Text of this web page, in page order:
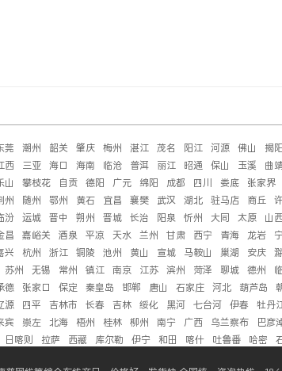
莞 潮州 韶关 肇庆 梅州 湛江 茂名 阳江 河源 佛山 揭阳
西 三亚 海口 海南 临沧 普洱 丽江 昭通 保山 玉溪 曲
山 攀枝花 自贡 德阳 广元 绵阳 成都 四川 娄底 张家界
州 随州 鄂州 黄石 宜昌 襄樊 武汉 湖北 驻马店 商丘
汾 运城 晋中 朔州 晋城 长治 阳泉 忻州 大同 太原 山
昌 嘉峪关 酒泉 平凉 天水 兰州 甘肃 西宁 青海 龙岩
兴 杭州 浙江 铜陵 池州 黄山 宣城 马鞍山 巢湖 安庆
苏州 无锡 常州 镇江 南京 江苏 滨州 菏泽 聊城 德州
德 张家口 保定 秦皇岛 邯郸 唐山 石家庄 河北 葫芦岛
源 四平 吉林市 长春 吉林 绥化 黑河 七台河 伊春 牡丹
宾 崇左 北海 梧州 桂林 柳州 南宁 广西 乌兰察布 巴彦
日喀则 拉萨 西藏 库尔勒 伊宁 和田 喀什 吐鲁番 哈密